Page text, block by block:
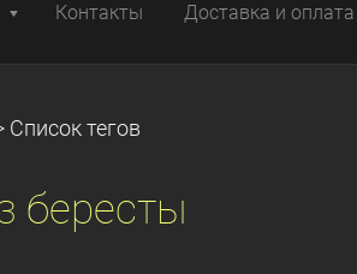
Контакты Доставка и оплата
Список тегов
бересты